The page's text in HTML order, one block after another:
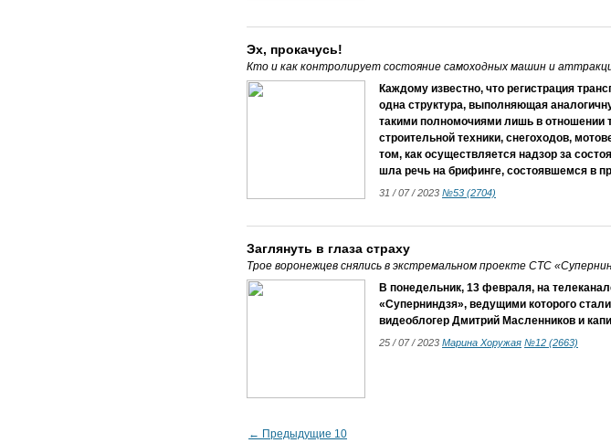
Эх, прокачусь!
Кто и как контролирует состояние самоходных машин и
Каждому известно, что регистрация
одна структура, выполняющая
такими полномочиями лишь в отношении
строительной техники, снегоходов,
том, как осуществляется надзор за
шла речь на брифинге, состоявшемся в
31 / 07 / 2023 №53 (2704)
Заглянуть в глаза страху
Трое воронежцев снялись в экстремальном проекте СТС
В понедельник, 13 февраля, на
«Суперниндзя», ведущими которого
видеоблогер Дмитрий Масленников и
25 / 07 / 2023 Марина Хоружая №12 (2663)
← Предыдущие 10